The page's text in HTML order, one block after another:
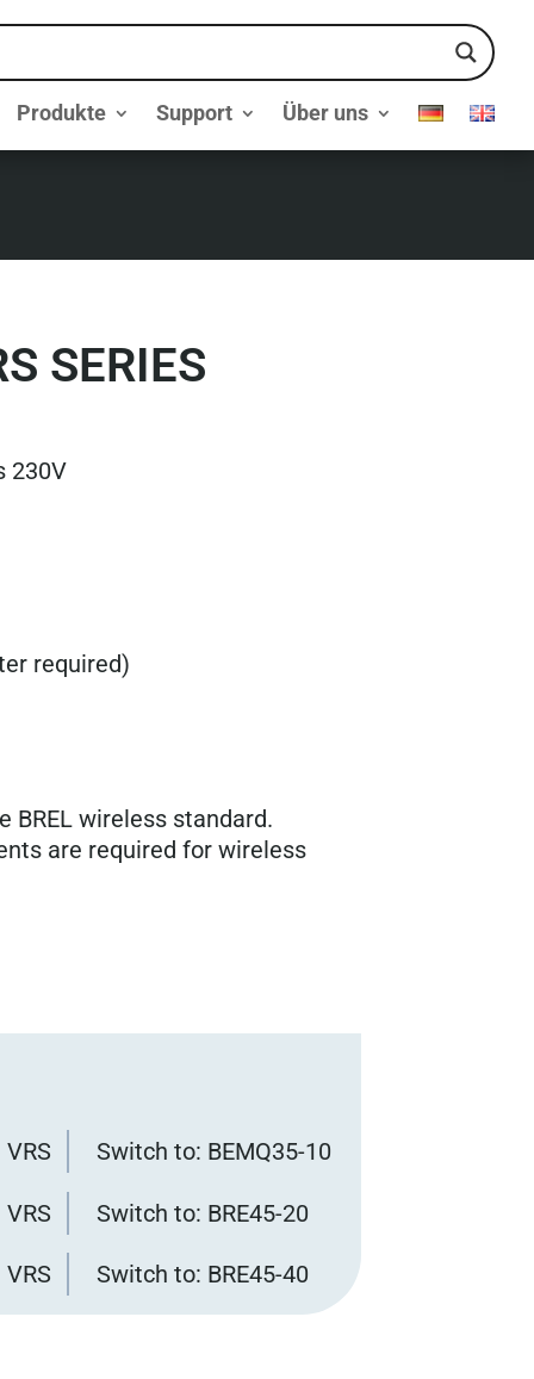
Produkte Support Über uns
SERIES
230V
required)
BREL wireless standard.
are required for wireless
Switch to: BEMQ35-10
Switch to: BRE45-20
Switch to: BRE45-40